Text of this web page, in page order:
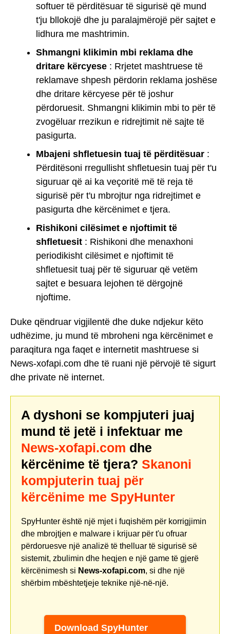
softuer të përditësuar të sigurisë që mund
t'ju bllokojë dhe ju paralajmërojë për sajtet e
lidhura me mashtrimin.
Shmangni klikimin mbi reklama dhe
dritare kërcyese : Rrjetet mashtruese të
reklamave shpesh përdorin reklama joshëse
dhe dritare kërcyese për të joshur
përdoruesit. Shmangni klikimin mbi to për të
zvogëluar rrezikun e ridrejtimit në sajte të
pasigurta.
Mbajeni shfletuesin tuaj të përditësuar :
Përditësoni rregullisht shfletuesin tuaj për t'u
siguruar që ai ka veçoritë më të reja të
sigurisë për t'u mbrojtur nga ridrejtimet e
pasigurta dhe kërcënimet e tjera.
Rishikoni cilësimet e njoftimit të
shfletuesit : Rishikoni dhe menaxhoni
periodikisht cilësimet e njoftimit të
shfletuesit tuaj për të siguruar që vetëm
sajtet e besuara lejohen të dërgojnë
njoftime.
Duke qëndruar vigjilentë dhe duke ndjekur këto
udhëzime, ju mund të mbroheni nga kërcënimet e
paraqitura nga faqet e internetit mashtruese si
News-xofapi.com dhe të ruani një përvojë të sigurt
dhe private në internet.
A dyshoni se kompjuteri juaj
mund të jetë i infektuar me
News-xofapi.com dhe
kërcënime të tjera? Skanoni
kompjuterin tuaj për
kërcënime me SpyHunter
SpyHunter është një mjet i fuqishëm për korrigjimin
dhe mbrojtjen e malware i krijuar për t'u ofruar
përdoruesve një analizë të thelluar të sigurisë së
sistemit, zbulimin dhe heqjen e një game të gjerë
kërcënimesh si News-xofapi.com, si dhe një
shërbim mbështetjeje teknike një-në-një.
Download SpyHunter